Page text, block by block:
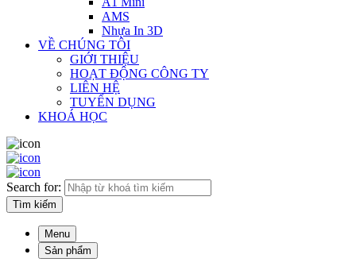
AMS
Nhựa In 3D
VỀ CHÚNG TÔI
GIỚI THIỆU
HOẠT ĐỘNG CÔNG TY
LIÊN HỆ
TUYỂN DỤNG
KHOÁ HỌC
Search for:
Menu
Sản phẩm